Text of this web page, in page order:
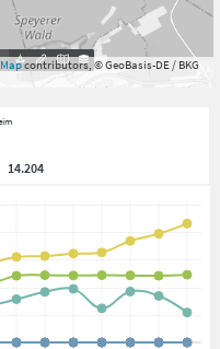
contributors, © GeoBasis-DE / BKG
14.204